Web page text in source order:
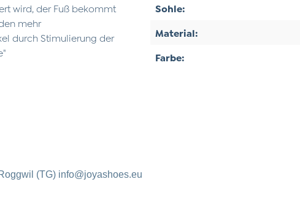
wird, der Fuß bekommt
mehr
durch Stimulierung der
Sohle:
Material:
Farbe:
(TG) info@joyashoes.eu